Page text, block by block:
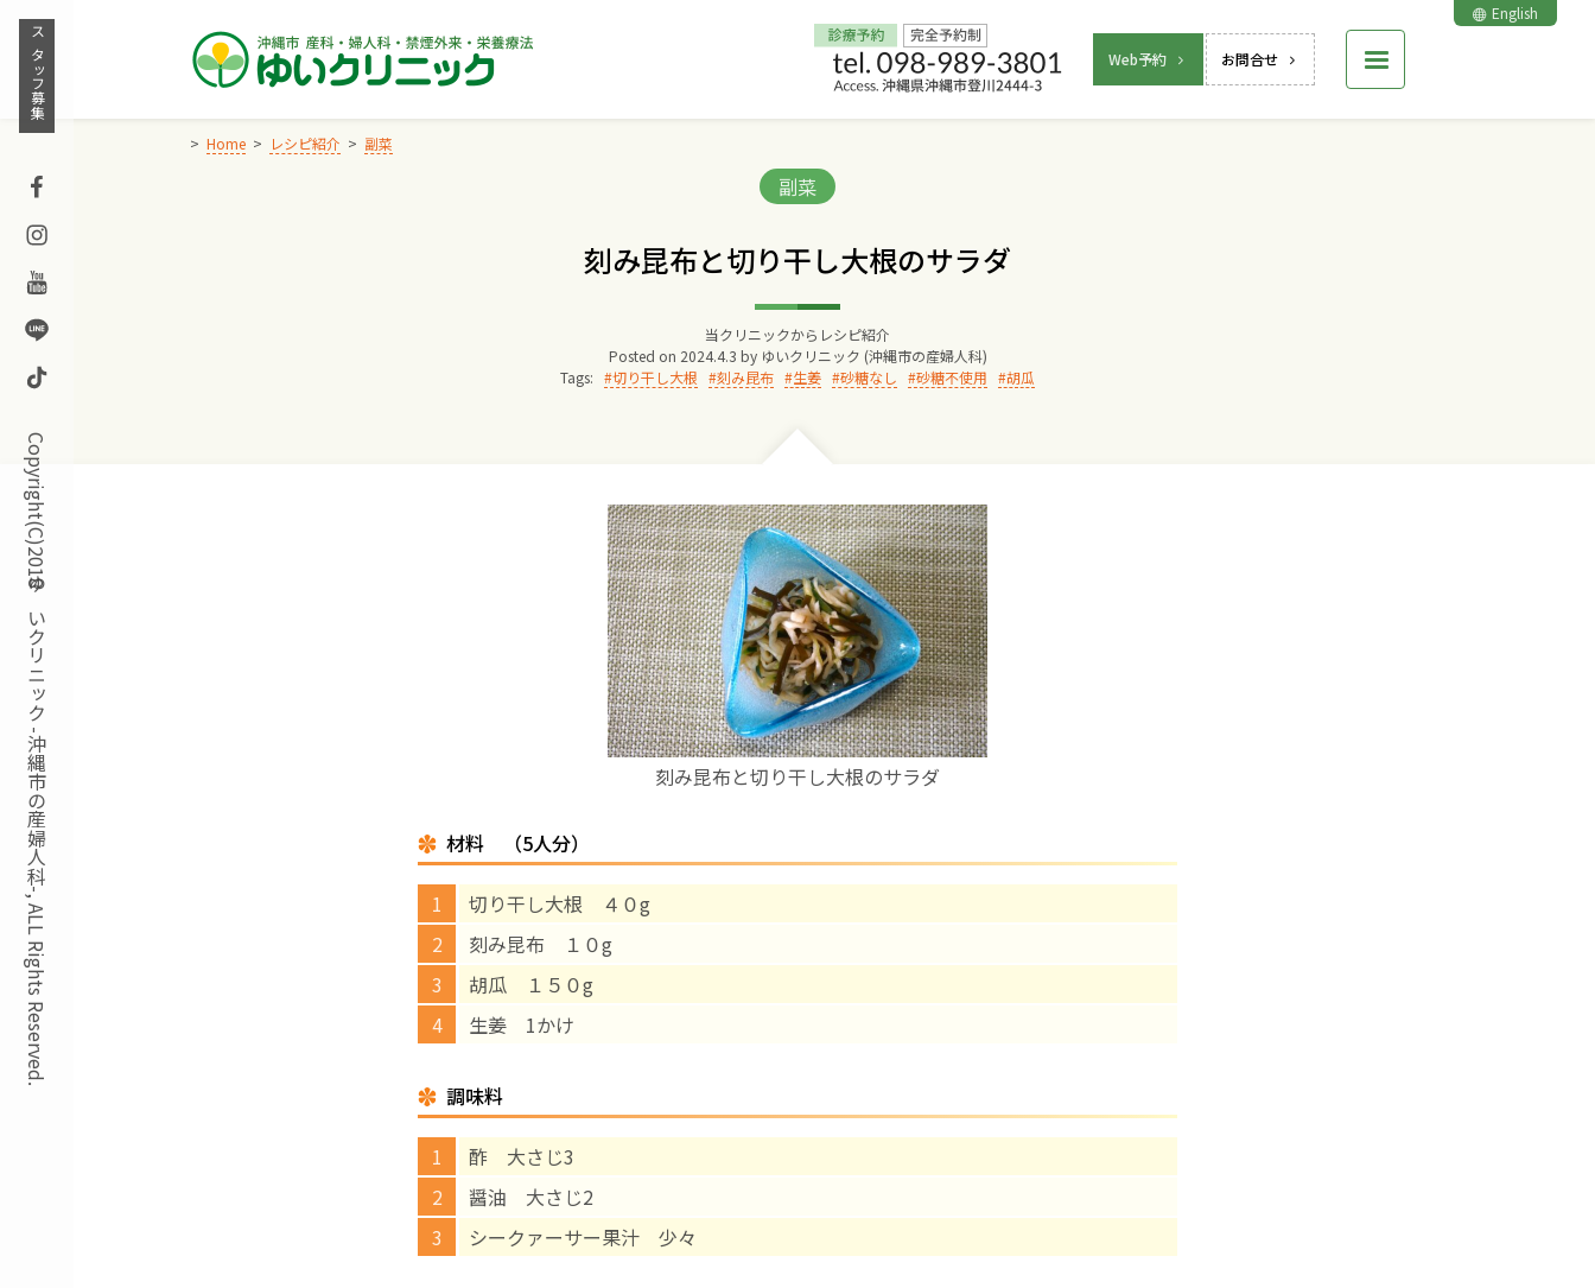
Skip
content
Web予約 お問合せ
English
スタッフ募集
Facebook
Instagram
Youtube
Line
TikTok
Copyright(C)2018ゆいクリニック -沖縄市の産婦人科-, ALL Rights Reserved.
Home レシピ紹介 副菜
Categories:
副菜
刻み昆布と切り干し大根のサラダ
当クリニックからレシピ紹介
Posted on 2024.4.3 by ゆいクリニック (沖縄市の産婦人科)
Tags:
切り干し大根 刻み昆布 生姜 砂糖なし 砂糖不使用 胡瓜
刻み昆布と切り干し大根のサラダ
材料 （5人分）
切り干し大根 ４０g
刻み昆布 １０g
胡瓜 １５０g
生姜 1かけ
調味料
酢 大さじ3
醤油 大さじ2
シークァーサー果汁 少々
Home
院長からのごあいさつ
ゆいクリニックの経営理念
診療料金
妊婦健診
お産について
親と子の結びつき支援
母乳育児
予防接種
‘さんルーム’ でさまざまな講座・クラス
遠方にお住まいで当院での出産を希望される方へ
English Page